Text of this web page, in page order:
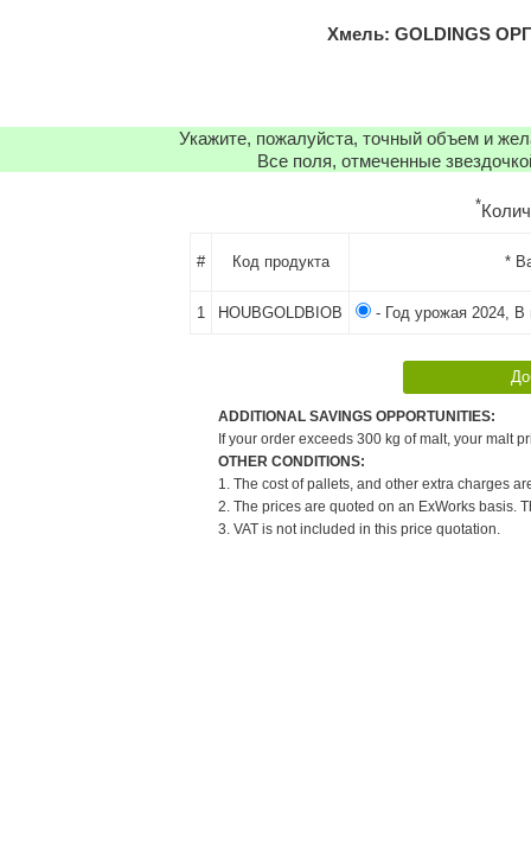
Хмель: GOLDINGS
Укажите, пожалуйста, точный объем и
Все поля, отмеченные
*
# Код продукта *
1 HOUBGOLDBIOB - Год урожая 2024, В
ADDITIONAL SAVINGS OPPORTUNITIES:
If your order exceeds 300 kg of malt, your malt
OTHER CONDITIONS:
1. The cost of pallets, and other extra charges
2. The prices are quoted on an ExWorks basis.
3. VAT is not included in this price quotation.